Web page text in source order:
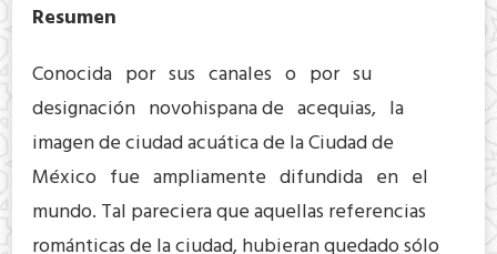
Resumen
Conocida por sus canales o por su
designación novohispana de acequias, la
imagen de ciudad acuática de la Ciudad de
México fue ampliamente difundida en el
mundo. Tal pareciera que aquellas referencias
románticas de la ciudad, hubieran quedado sólo